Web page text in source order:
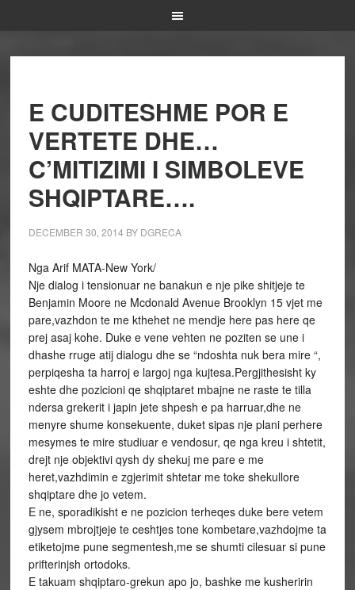
E CUDITESHME POR E
VERTETE DHE…
C’MITIZIMI I SIMBOLEVE
SHQIPTARE….
DECEMBER 30, 2014 BY DGRECA
Nga Arif MATA-New York/
Nje dialog i tensionuar ne banakun e nje pike shitjeje te
Benjamin Moore ne Mcdonald Avenue Brooklyn 15 vjet me
pare,vazhdon te me kthehet ne mendje here pas here qe
prej asaj kohe. Duke e vene vehten ne poziten se une i
dhashe rruge atij dialogu dhe se “ndoshta nuk bera mire “,
perpiqesha ta harroj e largoj nga kujtesa.Pergjithesisht ky
eshte dhe pozicioni qe shqiptaret mbajne ne raste te tilla
ndersa grekerit i japin jete shpesh e pa harruar,dhe ne
menyre shume konsekuente, duket sipas nje plani perhere
mesymes te mire studiuar e vendosur, qe nga kreu i shtetit,
drejt nje objektivi qysh dy shekuj me pare e me
heret,vazhdimin e zgjerimit shtetar me toke shekullore
shqiptare dhe jo vetem.
E ne, sporadikisht e ne pozicion terheqes duke bere vetem
gjysem mbrojtjeje te ceshtjes tone kombetare,vazhdojme ta
etiketojme pune segmentesh,me se shumti cilesuar si pune
prifterinjsh ortodoks.
E takuam shqiptaro-grekun apo jo, bashke me kusheririn